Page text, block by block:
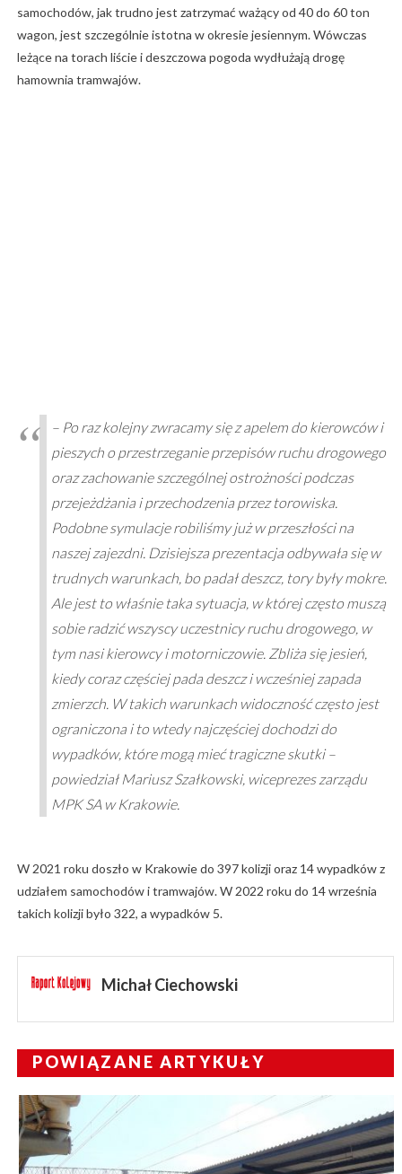
samochodów, jak trudno jest zatrzymać ważący od 40 do 60 ton
wagon, jest szczególnie istotna w okresie jesiennym. Wówczas
leżące na torach liście i deszczowa pogoda wydłużają drogę
hamownia tramwajów.
– Po raz kolejny zwracamy się z apelem do kierowców i
pieszych o przestrzeganie przepisów ruchu drogowego
oraz zachowanie szczególnej ostrożności podczas
przejeżdżania i przechodzenia przez torowiska.
Podobne symulacje robiliśmy już w przeszłości na
naszej zajezdni. Dzisiejsza prezentacja odbywała się w
trudnych warunkach, bo padał deszcz, tory były mokre.
Ale jest to właśnie taka sytuacja, w której często muszą
sobie radzić wszyscy uczestnicy ruchu drogowego, w
tym nasi kierowcy i motorniczowie. Zbliża się jesień,
kiedy coraz częściej pada deszcz i wcześniej zapada
zmierzch. W takich warunkach widoczność często jest
ograniczona i to wtedy najczęściej dochodzi do
wypadków, które mogą mieć tragiczne skutki –
powiedział Mariusz Szałkowski, wiceprezes zarządu
MPK SA w Krakowie.
W 2021 roku doszło w Krakowie do 397 kolizji oraz 14 wypadków z
udziałem samochodów i tramwajów. W 2022 roku do 14 września
takich kolizji było 322, a wypadków 5.
Michał Ciechowski
POWIĄZANE ARTYKUŁY